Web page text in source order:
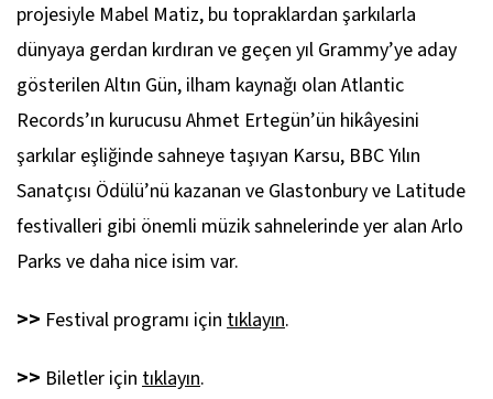
projesiyle Mabel Matiz, bu topraklardan şarkılarla
dünyaya gerdan kırdıran ve geçen yıl Grammy’ye aday
gösterilen Altın Gün, ilham kaynağı olan Atlantic
Records’ın kurucusu Ahmet Ertegün’ün hikâyesini
şarkılar eşliğinde sahneye taşıyan Karsu, BBC Yılın
Sanatçısı Ödülü’nü kazanan ve Glastonbury ve Latitude
festivalleri gibi önemli müzik sahnelerinde yer alan Arlo
Parks ve daha nice isim var.
>> Festival programı için tıklayın.
>> Biletler için tıklayın.